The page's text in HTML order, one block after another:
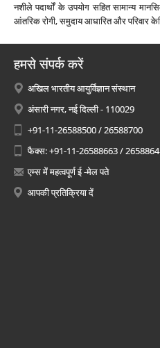
नशीले पदार्थों के उपयोग सहित सामान्‍य
आंतरिक रोगी, समुदाय आधारित और परिवार
हमसे संपर्क करें
अखिल भारतीय आयुर्विज्ञान संस्थान
अंसारी नगर, नई दिल्ली - 110029
+91-11-26588500 / 26588700
फैक्स: +91-11-26588663 /
एम्स में महत्वपूर्ण ई -मेल पते
आपकी प्रतिक्रिया दें